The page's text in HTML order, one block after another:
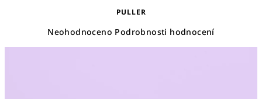
PULLER
Průměrné
Neohodnoceno Podrobnosti hodnocení